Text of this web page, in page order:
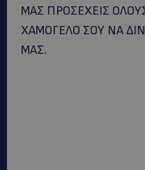
ΜΑΣ ΠΡΟΣΕΧΕΙΣ
ΧΑΜΟΓΕΛΟ ΣΟΥ ΝΑ
ΜΑΣ.